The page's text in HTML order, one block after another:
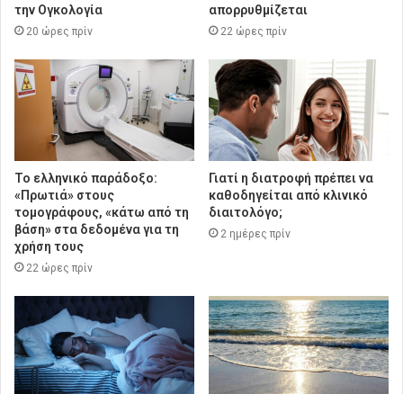
την Ογκολογία
20 ώρες πρίν
απορρυθμίζεται
22 ώρες πρίν
Το ελληνικό παράδοξο:
«Πρωτιά» στους
τομογράφους, «κάτω από τη
βάση» στα δεδομένα για τη
χρήση τους
22 ώρες πρίν
Γιατί η διατροφή πρέπει να
καθοδηγείται από κλινικό
διαιτολόγο;
2 ημέρες πρίν